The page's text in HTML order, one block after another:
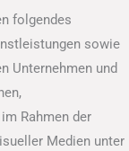
folgendes
sowie
Unternehmen und
Rahmen der
Medien unter